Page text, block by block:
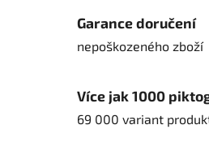
Garance doručení
nepoškozeného zboží
Více jak 1000
69 000 variant